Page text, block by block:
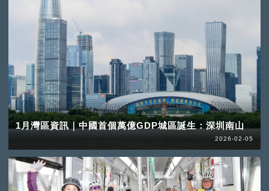
1月灣區資訊｜中國首個萬億GDP城區誕生：深圳南山
2026-02-05